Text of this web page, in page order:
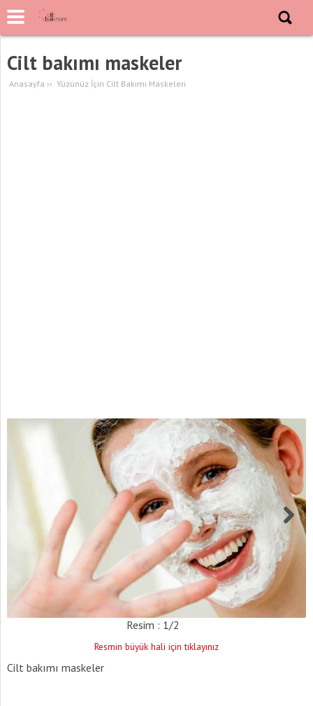
Cilt bakımı maskeler
Anasayfa ›› Yüzünüz İçin Cilt Bakımı Maskeleri
Resim : 1/2
Resmin büyük hali için tıklayınız
Cilt bakımı maskeler